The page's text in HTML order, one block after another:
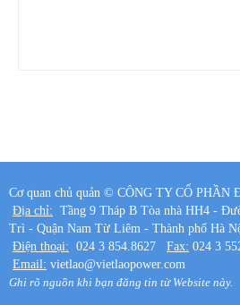
Cơ quan chủ quản © CÔNG TY CỔ PHẦN
Địa chỉ: Tầng 9 Tháp B Tòa nhà HH4 -
Trì - Quận Nam Từ Liêm - Thành phố Hà
Điện thoại: 024 3 854.8627 Fax: 024 3
Email: vietlao@vietlaopower.com
Ghi rõ nguồn khi bạn đăng tin từ Website này.